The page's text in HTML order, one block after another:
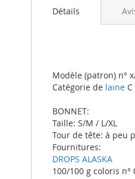
Détails
Modèle (patron) n°
Catégorie de laine
BONNET:
Taille: S/M / L/XL
Tour de tête: à peu
Fournitures:
DROPS ALASKA
100/100 g coloris n°